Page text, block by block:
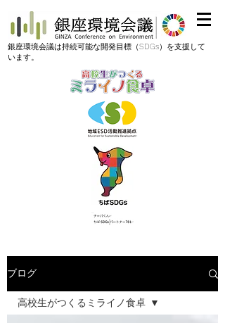
​銀座環境会議は持続可能な開発目標（SDGs）を支援して
います。
ブログ
高校生がつくるミライノ食卓